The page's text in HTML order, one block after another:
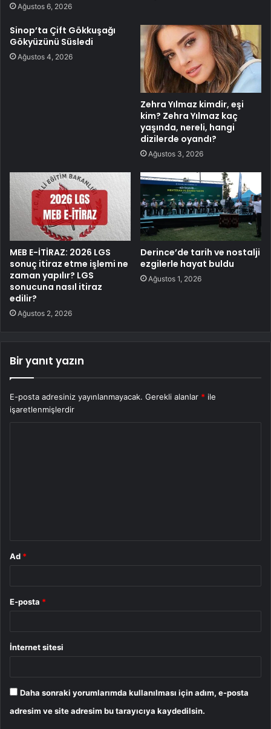
Ağustos 6, 2026
Sinop’ta Çift Gökkuşağı
Gökyüzünü Süsledi
Ağustos 4, 2026
Zehra Yılmaz kimdir, eşi
kim? Zehra Yılmaz kaç
yaşında, nereli, hangi
dizilerde oyandı?
Ağustos 3, 2026
MEB E-İTİRAZ: 2026 LGS
sonuç itiraz etme işlemi ne
zaman yapılır? LGS
sonucuna nasıl itiraz
edilir?
Ağustos 2, 2026
Derince’de tarih ve nostalji
ezgilerle hayat buldu
Ağustos 1, 2026
Bir yanıt yazın
E-posta adresiniz yayınlanmayacak. Gerekli alanlar * ile
işaretlenmişlerdir
Ad *
E-posta *
İnternet sitesi
Daha sonraki yorumlarımda kullanılması için adım, e-posta
adresim ve site adresim bu tarayıcıya kaydedilsin.